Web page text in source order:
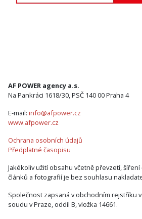
AF POWER agency a.s.
Na Pankráci 1618/30, PSČ 140 00 Praha 4
E-mail: info@afpower.cz
www.afpower.cz
Ochrana osobních údajů
Předplatné časopisu
Jakékoliv užití obsahu včetně převzetí,
článků a fotografií je bez souhlasu
Společnost zapsaná v obchodním rejstříku
soudu v Praze, oddíl B, vložka 14661.